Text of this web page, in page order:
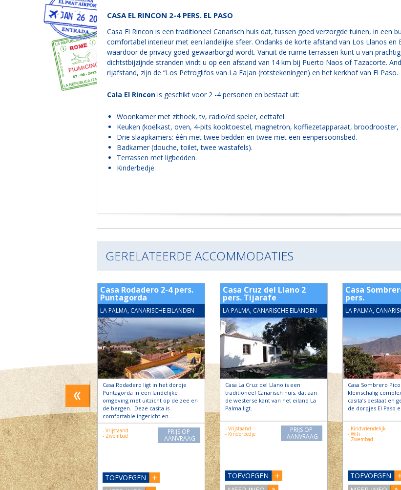
CASA EL RINCON 2-4 PERS. EL PASO
Casa El Rincon is een traditioneel Canarisch huis dat, tussen goed verzorgde tuinen, in een
comfortabel interieur met een landelijke sfeer. Ondanks de korte afstand van Los Llanos en
waardoor de privacy goed gewaarborgd wordt. Vanuit de ruime terrassen kunt u van
dichtstbijzijnde stranden vindt u op een afstand van 14 km bij Puerto Naos of Tazacorte.
rijafstand, zijn de “Los Petroglifos van La Fajan (rotstekeningen) en het kerkhof van El Paso.
Cala El Rinconis geschikt voor 2 -4 personen en bestaat uit:
Woonkamer met zithoek, tv, radio/cd speler, eettafel.
Keuken (koelkast, oven, 4-pits kooktoestel, magnetron, koffiezetapparaat, broodrooster,
Drie slaapkamers: één met twee bedden en twee met een eenpersoonsbed.
Badkamer (douche, toilet, twee wastafels).
Terrassen met ligbedden.
Kinderbedje.
GERELATEERDE ACCOMMODATIES
ligt in de buurt van La
Tijarafe op 280m hoogte.
over de zee en de
PRIJS OP
AANVRAAG
Casa Rodadero 2-4 pers.
Puntagorda
LA PALMA, CANARISCHE EILANDEN
Casa Rodadero ligt in het dorpje
Puntagorda in een landelijke
omgeving met uitzicht op de zee en
de bergen. Deze casita is
comfortable ingericht en…
- Vrijstaand
- Zwembad
PRIJS OP
AANVRAAG
TOEVOEGEN
Casa Cruz del Llano 2
pers. Tijarafe
LA PALMA, CANARISCHE EILANDEN
Casa La Cruz del Llano is een
traditioneel Canarisch huis, dat aan
de westerse kant van het eiland La
Palma ligt.
- Vrijstaand
- Kinderbedje
PRIJS OP
AANVRAAG
TOEVOEGEN
Casa
pers.
LA PALMA,
Casa Sombrero
kleinschalig
casita’s bestaat en
de dorpjes El Paso
- Kindvriendelijk
- WiFi
- Zwembad
TOEVOEGEN